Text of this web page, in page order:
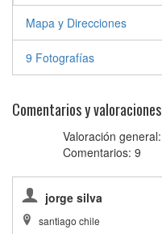
Mapa y Direcciones
9 Fotografías
Comentarios y valoraciones
Valoración general:
Comentarios: 9
jorge silva
santiago chile